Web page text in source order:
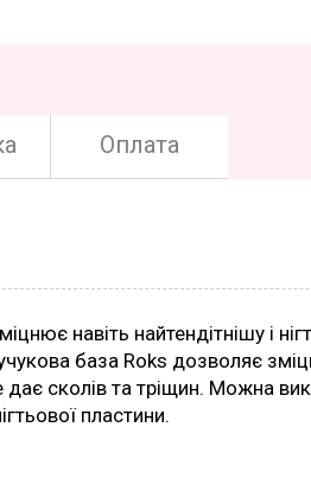
Оплата
навіть найтендітнішу і
база Roks дозволяє
сколів та тріщин. Можна
пластини.